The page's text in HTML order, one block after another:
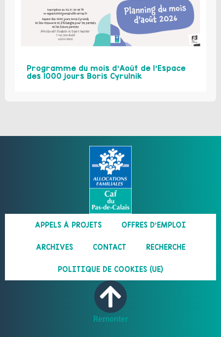
Programme du mois d’Août de l’Espace
des 1000 jours Boris Cyrulnik
APPELS À PROJETS OFFRES D’EMPLOI
ARCHIVES CONTACT RECHERCHE
POLITIQUE DE COOKIES (UE)
Remonter